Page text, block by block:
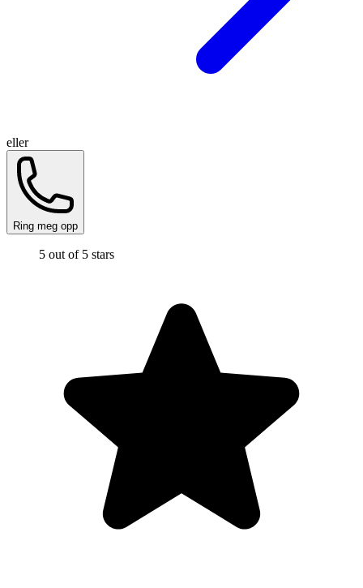
eller
Ring meg opp
5 out of 5 stars